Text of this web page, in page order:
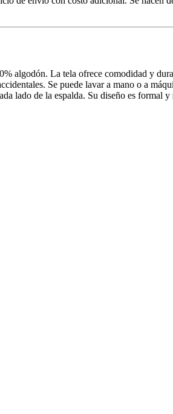
algodón. La tela ofrece comodidad y
Se puede lavar a mano o a
lado de la espalda. Su diseño es